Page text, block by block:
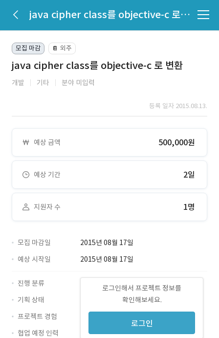
java cipher class를 objective-c 로 변환
모집 마감 📔 외주
java cipher class를 objective-c 로 변환
개발 기타 분야 미입력
등록 일자 2015.08.13.
예상 금액 500,000원
예상 기간 2일
지원자 수 1명
모집 마감일
2015년 08월 17일
예상 시작일
2015년 08월 17일
로그인해서 프로젝트 정보를
확인해보세요.
로그인
진행 분류
기획 상태
프로젝트 경험
협업 예정 인력